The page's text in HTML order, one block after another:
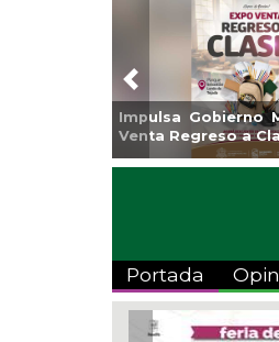
Guarniciones y
colonia El Mango en
Previous
Portada